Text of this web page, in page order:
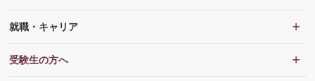
就職・キャリア
受験生の方へ